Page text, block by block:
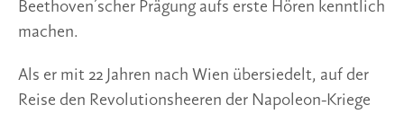
Beethoven’scher Prägung aufs erste Hören kenntlich
machen.
Als er mit 22 Jahren nach Wien übersiedelt, auf der
Reise den Revolutionsheeren der Napoleon-Kriege